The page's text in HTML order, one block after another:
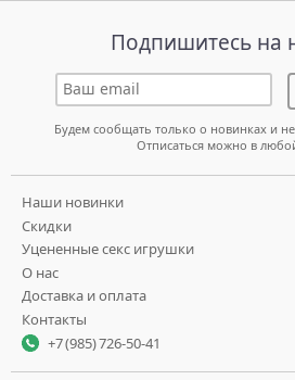
Подпишитесь на
Будем сообщать только о новинках и
Отписаться можно в
Наши новинки
Скидки
Уцененные секс игрушки
О нас
Доставка и оплата
Контакты
+7 (985) 726-50-41